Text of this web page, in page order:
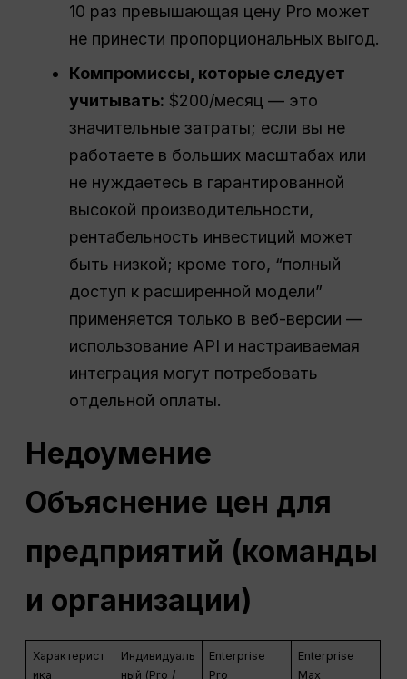
10 раз превышающая цену Pro может
не принести пропорциональных выгод.
Компромиссы, которые следует
учитывать: $200/месяц — это
значительные затраты; если вы не
работаете в больших масштабах или
не нуждаетесь в гарантированной
высокой производительности,
рентабельность инвестиций может
быть низкой; кроме того, “полный
доступ к расширенной модели”
применяется только в веб-версии —
использование API и настраиваемая
интеграция могут потребовать
отдельной оплаты.
Недоумение
Объяснение цен для
предприятий (команды
и организации)
Характерист
ика
Индивидуаль
ный (Pro /
Enterprise
Pro
Enterprise
Max